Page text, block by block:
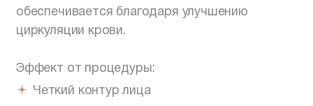
обеспечивается благодаря улучшению
циркуляции крови.
Эффект от процедуры:
Четкий контур лица